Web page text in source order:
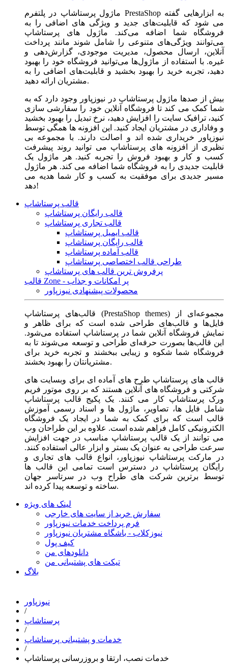
ماژول‌ پرستاشاپ در پلتفرم PrestaShop به ابزارهایی گفته
می شود که قابلیت‌های جدید و ویژگی های اضافی را به
فروشگاه شما اضافه می‌کند. ماژول های پرستاشاپ
می‌توانند ویژگی‌های متنوعی را شامل شوند مانند پرداخت
آنلاین، ارسال محصول، مدیریت موجودی، گزارش‌دهی و
غیره. با استفاده از ماژول‌ها می‌توانید فروشگاه خود را بهبود
دهید، تجربه خرید را بهبود بخشید و قابلیت‌های اضافی را به
مشتریان ارائه دهید.
بیش از صدها ماژول پرستاشاپ در نیوزپاور وجود دارد که به
شما کمک می کند تا فروشگاه آنلاین خود را سفارشی سازی
کنید، ترافیک سایت را افزایش دهید، نرخ تبدیل را بهبود بخشید
و وفاداری در مشتریان ایجاد کنید. این افزونه ها همگی توسط
نیوزپاور خریداری شده اند و اصالت دارند. با مجموعه بی
نظیری از افزونه های پرستاشاپ می توانید روند پیشرفت
کسب و کار و بهبود فروش را تجربه کنید. هر ماژول یک
قابلیت جدیدی را به فروشگاه شما اضافه می کند. هر ماژول
مسیر جدیدی برای موفقیت به کسب و کار شما هدیه می
دهد!
قالب پرستاشاپ
قالب رایگان پرستاشاپ
قالب تجاری پرستاشاپ
قالب ایمیل پرستاشاپ
قالب رایگان پرستاشاپ
قالب آماده پرستاشاپ
طراحی قالب اختصاصی پرستاشاپ
پرفروش ترین قالب های پرستاشاپ
قالب Zone - پر امکانات و جذاب
محصولات پیشنهادی نیوزپاور
قالب‌های پرستاشاپ (PrestaShop themes) مجموعه‌ای از
فایل‌ها و قالب‌های طراحی شده است که برای ظاهر و
نمایش فروشگاه آنلاین شما در پرستاشاپ استفاده می‌شود.
این قالب‌ها بصورت حرفه‌ای طراحی و توسعه می‌شوند تا به
فروشگاه شما شکوه و زیبایی ببخشند و تجربه خرید برای
مشتریانتان را بهبود بخشند.
قالب های پرستاشاپ طرح های آماده ای برای وبسایت های
شرکتی و فروشگاه های آنلاین هستند که بر روی موتور فریم
ورک پرستاشاپ کار می کنند. یک پکیج قالب پرستاشاپ
شامل فایل ها، تصاویر، ماژول ها و اسناد رسمی آموزش
قالب است که برای کمک به شما در ایجاد یک فروشگاه
الکترونیکی کامل فراهم شده است. علاوه بر این طراحان وب
می توانند از یک قالب پرستاشاپ مناسب در جهت افزایش
سرعت طراحی به عنوان یک بستر و ابزار عالی استفاده کنند.
در مارکت پرستاشاپ نیوزپاور، انواع قالب های تجاری و
رایگان پرستاشاپ در دسترس است تمامی این قالب ها
توسط برترین شرکت های طراح وب در سرتاسر جهان
ساخته و توسعه پیدا کرده اند.
لینک های ویژه
سفارش خرید از سایت های خارجی
فرم پرداخت خدمات نیوزپاور
نیوزکلاب - باشگاه مشتریان نیوزپاور
کیف پول
دانلودهای من
تیکت های پشتیبانی من
بلاگ
نیوزپاور
/
پرستاشاپ
/
خدمات و پشتیبانی پرستاشاپ
/
خدمات نصب، ارتقا و بروزرسانی پرستاشاپ